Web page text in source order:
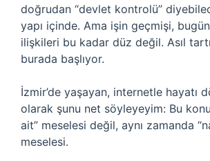
doğrudan “devlet kontrolü”
yapı içinde. Ama işin geçmişi,
ilişkileri bu kadar düz değil. Asıl
burada başlıyor.
İzmir’de yaşayan, internetle hayatı
olarak şunu net söyleyeyim: Bu
ait” meselesi değil, aynı zamanda
meselesi.